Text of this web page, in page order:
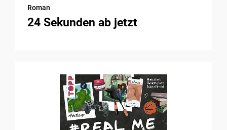
Roman
24 Sekunden ab jetzt